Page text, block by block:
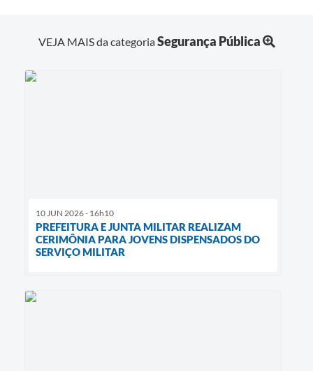
VEJA MAIS da categoriaSegurança Pública
10 JUN 2026 - 16h10
PREFEITURA E JUNTA MILITAR REALIZAM
CERIMÔNIA PARA JOVENS DISPENSADOS DO
SERVIÇO MILITAR